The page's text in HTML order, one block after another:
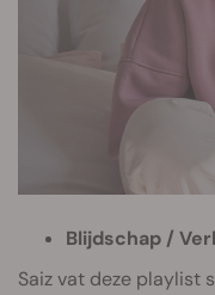
Blijdschap /
Saiz vat deze playlist